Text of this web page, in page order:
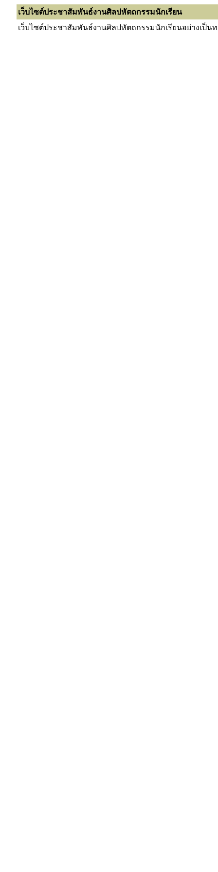
เว็บไซต์ประชาสัมพันธ์งานศิลปหัตถกรรมนักเรียน
เว็บไซต์ประชาสัมพันธ์งานศิลปหัตถกรรมนักเรียนอย่างเป็น